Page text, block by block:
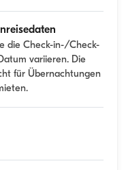
die Check-in-/Check-
variieren. Die
für Übernachtungen